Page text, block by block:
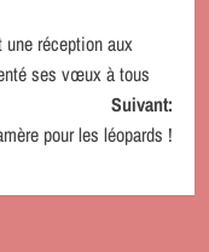
réception aux
ses vœux à tous
Suivant:
pour les léopards !